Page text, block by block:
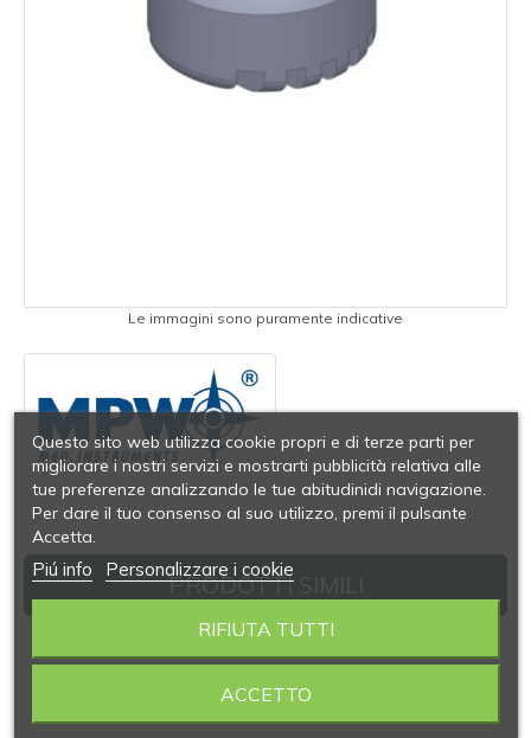
Le immagini sono puramente indicative
PRODOTTI SIMILI
‹ ›
Questo sito web utilizza cookie propri e di terze parti per
migliorare i nostri servizi e mostrarti pubblicità relativa alle
tue preferenze analizzando le tue abitudinidi navigazione.
Per dare il tuo consenso al suo utilizzo, premi il pulsante
Accetta.
Piú info Personalizzare i cookie
RIFIUTA TUTTI
ACCETTO